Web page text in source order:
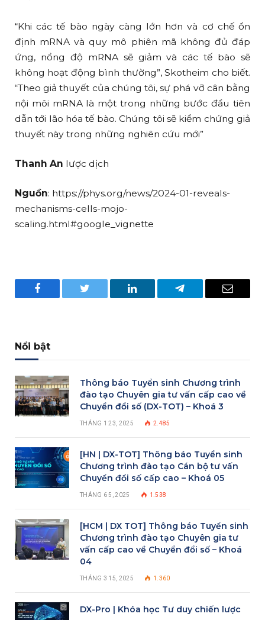
“Khi các tế bào ngày càng lớn hơn và cơ chế ổn
định mRNA và quy mô phiên mã không đủ đáp
ứng, nồng độ mRNA sẽ giảm và các tế bào sẽ
không hoạt động bình thường”, Skotheim cho biết.
“Theo giả thuyết của chúng tôi, sự phá vỡ cân bằng
nội môi mRNA là một trong những bước đầu tiên
dẫn tới lão hóa tế bào. Chúng tôi sẽ kiểm chứng giả
thuyết này trong những nghiên cứu mới”
Thanh An lược dịch
Nguồn: https://phys.org/news/2024-01-reveals-
mechanisms-cells-mojo-
scaling.html#google_vignette
Facebook Twitter LinkedIn Telegram Email
Nổi bật
Thông báo Tuyển sinh Chương trình
đào tạo Chuyên gia tư vấn cấp cao về
Chuyển đổi số (DX-TOT) – Khoá 3
THÁNG 1 23, 2025 2.485
[HN | DX-TOT] Thông báo Tuyển sinh
Chương trình đào tạo Cán bộ tư vấn
Chuyển đổi số cấp cao – Khoá 05
THÁNG 6 5, 2025 1.538
[HCM | DX TOT] Thông báo Tuyển sinh
Chương trình đào tạo Chuyên gia tư
vấn cấp cao về Chuyển đổi số – Khoá
04
THÁNG 3 15, 2025 1.360
DX-Pro | Khóa học Tư duy chiến lược